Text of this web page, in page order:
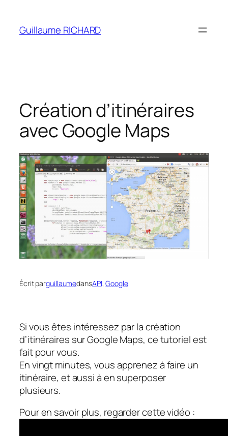
contenu
Guillaume RICHARD
Création d’itinéraires
avec Google Maps
Écrit parguillaumedansAPI, Google
Si vous êtes intéressez par la création
d’itinéraires sur Google Maps, ce tutoriel est
fait pour vous.
En vingt minutes, vous apprenez à faire un
itinéraire, et aussi à en superposer
plusieurs.
Pour en savoir plus, regarder cette vidéo :